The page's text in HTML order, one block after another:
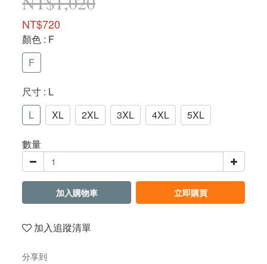
NT$720
顏色 : F
F
尺寸 : L
L
XL 2XL 3XL 4XL 5XL
數量
加入購物車 立即購買
加入追蹤清單
分享到